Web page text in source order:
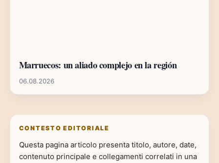
Marruecos: un aliado complejo en la región
06.08.2026
CONTESTO EDITORIALE
Questa pagina articolo presenta titolo, autore, date,
contenuto principale e collegamenti correlati in una